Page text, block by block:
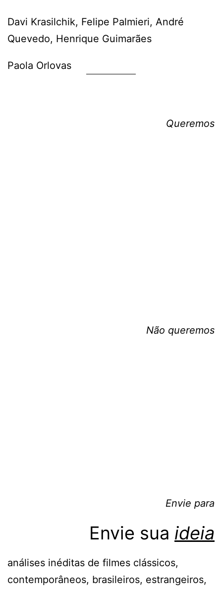
Davi Krasilchik, Felipe Palmieri, André
Quevedo, Henrique Guimarães
Paola Orlovas
Queremos
Não queremos
Envie para
Envie sua ideia
análises inéditas de filmes clássicos,
contemporâneos, brasileiros, estrangeiros,